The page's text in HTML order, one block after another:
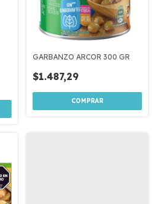
GARBANZO ARCOR 300 GR
$1.487,29